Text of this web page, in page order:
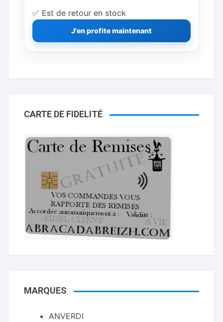
✅ Est de retour en stock
J'en profite maintenant
CARTE DE FIDELITÉ
MARQUES
ANVERDI